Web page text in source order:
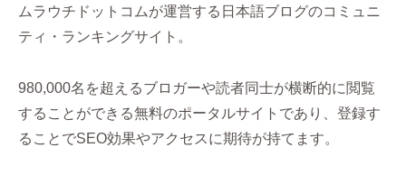
ムラウチドットコムが運営する日本語ブログのコミュニ
ティ・ランキングサイト。
980,000名を超えるブロガーや読者同士が横断的に閲覧
することができる無料のポータルサイトであり、登録す
ることでSEO効果やアクセスに期待が持てます。